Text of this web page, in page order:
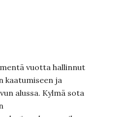
vuotta hallinnut
kaatumiseen ja
alussa. Kylmä sota